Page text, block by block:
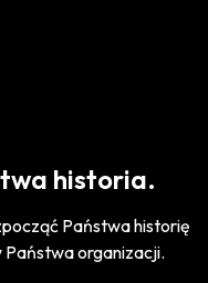
historia.
Państwa historię
Państwa organizacji.